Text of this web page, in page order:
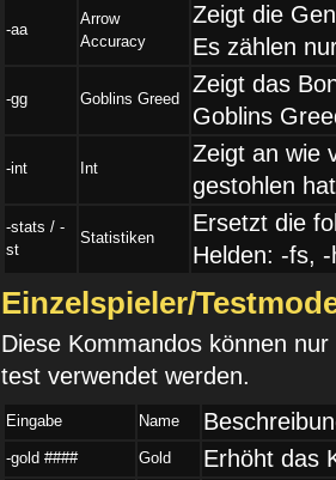
-aa
Arrow
Accuracy
Zeigt die
Es zählen
-gg Goblins Greed
Zeigt das
Goblins
-int Int
Zeigt an wie
gestohlen
-stats / -
st
Statistiken
Ersetzt die
Helden: -fs,
Einzelspieler/
Diese Kommandos können
test verwendet werden.
Eingabe Name
-gold #### Gold Erhöht das